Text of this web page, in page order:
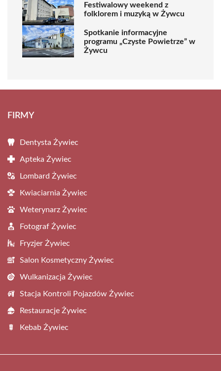
Festiwalowy weekend z
folklorem i muzyką w Żywcu
Spotkanie informacyjne
programu „Czyste Powietrze” w
Żywcu
FIRMY
Dentysta Żywiec
Apteka Żywiec
Lombard Żywiec
Kwiaciarnia Żywiec
Weterynarz Żywiec
Fotograf Żywiec
Fryzjer Żywiec
Salon Kosmetyczny Żywiec
Wulkanizacja Żywiec
Stacja Kontroli Pojazdów Żywiec
Restauracje Żywiec
Kebab Żywiec